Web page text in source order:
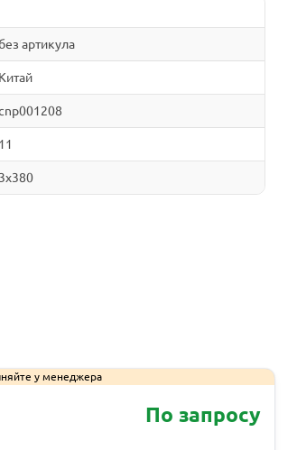
без артикула
Китай
11
3x380
у менеджера
По запросу